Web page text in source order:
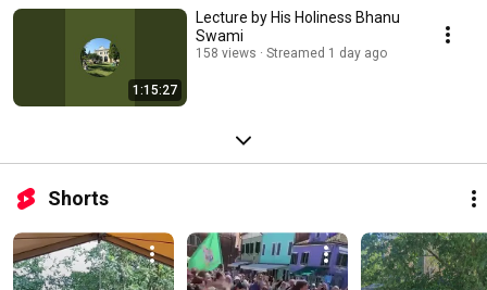
1:15:27
Lecture by His Holiness Bhanu
Swami
158 views Streamed 1 day ago
Shorts